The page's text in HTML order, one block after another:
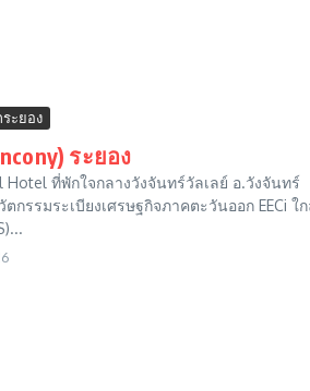
ะยอง
ระยอง
Hotel ที่พักใจกลางวังจันทร์วัลเลย์ อ.วังจันทร์
กรรมระเบียงเศรษฐกิจภาคตะวันออก EECi ใ